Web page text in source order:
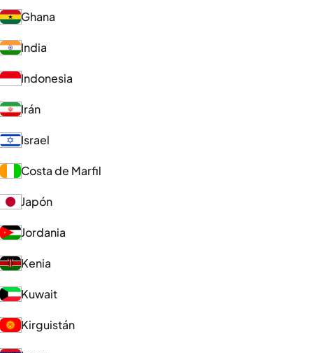
Ghana
India
Indonesia
Irán
Israel
Costa de Marfil
Japón
Jordania
Kenia
Kuwait
Kirguistán